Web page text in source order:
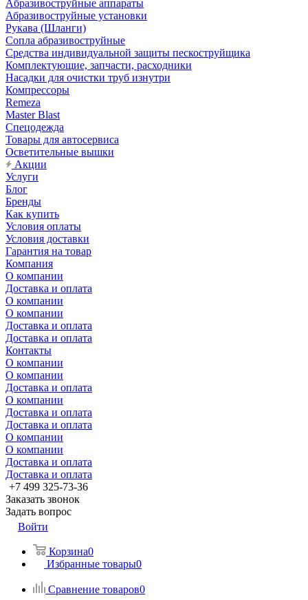
Aбразивоструйные аппараты
Абразивоструйные установки
Рукава (Шланги)
Сопла абразивоструйные
Средства индивидуальной защиты пескоструйщика
Комплектующие, запчасти, расходники
Насадки для очистки труб изнутри
Компрессоры
Remeza
Master Blast
Спецодежда
Товары для автосервиса
Осветительные вышки
Акции
Услуги
Блог
Бренды
Как купить
Условия оплаты
Условия доставки
Гарантия на товар
Компания
О компании
Доставка и оплата
О компании
О компании
Доставка и оплата
Доставка и оплата
Контакты
О компании
О компании
Доставка и оплата
О компании
Доставка и оплата
Доставка и оплата
О компании
О компании
Доставка и оплата
Доставка и оплата
+7 499 325-73-36
Заказать звонок
Задать вопрос
Войти
Корзина0
Избранные товары0
Сравнение товаров0